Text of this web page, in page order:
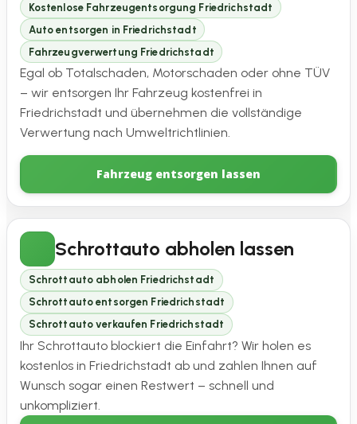
Kostenlose Fahrzeugentsorgung Friedrichstadt
Auto entsorgen in Friedrichstadt
Fahrzeugverwertung Friedrichstadt
Egal ob Totalschaden, Motorschaden oder ohne TÜV
– wir entsorgen Ihr Fahrzeug kostenfrei in
Friedrichstadt und übernehmen die vollständige
Verwertung nach Umweltrichtlinien.
Fahrzeug entsorgen lassen
Schrottauto abholen lassen
Schrottauto abholen Friedrichstadt
Schrottauto entsorgen Friedrichstadt
Schrottauto verkaufen Friedrichstadt
Ihr Schrottauto blockiert die Einfahrt? Wir holen es
kostenlos in Friedrichstadt ab und zahlen Ihnen auf
Wunsch sogar einen Restwert – schnell und
unkompliziert.